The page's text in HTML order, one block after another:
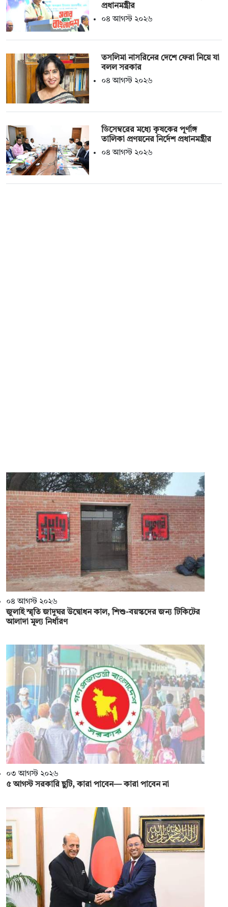
প্রধানমন্ত্রীর
০৪ আগস্ট ২০২৬
তসলিমা নাসরিনের দেশে ফেরা নিয়ে যা
বলল সরকার
০৪ আগস্ট ২০২৬
ডিসেম্বরের মধ্যে কৃষকের পূর্ণাঙ্গ
তালিকা প্রণয়নের নির্দেশ প্রধানমন্ত্রীর
০৪ আগস্ট ২০২৬
০৪ আগস্ট ২০২৬
জুলাই স্মৃতি জাদুঘর উদ্বোধন কাল, শিশু-বয়স্কদের জন্য টিকিটের
আলাদা মূল্য নির্ধারণ
০৩ আগস্ট ২০২৬
৫ আগস্ট সরকারি ছুটি, কারা পাবেন— কারা পাবেন না